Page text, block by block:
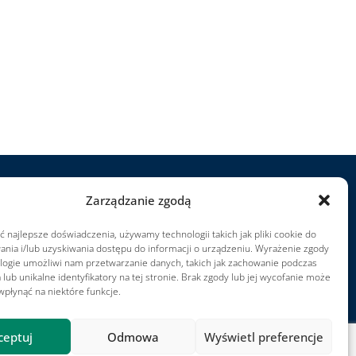
Zarządzanie zgodą
najlepsze doświadczenia, używamy technologii takich jak pliki cookie do
i/lub uzyskiwania dostępu do informacji o urządzeniu. Wyrażenie zgody
umożliwi nam przetwarzanie danych, takich jak zachowanie podczas
lub unikalne identyfikatory na tej stronie. Brak zgody lub jej wycofanie może
na niektóre funkcje.
Odmowa Wyświetl preferencje
użytkowania